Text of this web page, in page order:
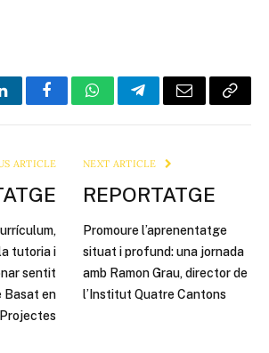
LinkedInFacebookWhatsAppTelegramEmail Copy
ARTICLE
tutoria i
sentit
Basat en
Projectes
NEXT ARTICLE
REPORTATGE
Promoure l’aprenentatge
situat i profund: una jornada
amb Ramon Grau, director de
l’Institut Quatre Cantons